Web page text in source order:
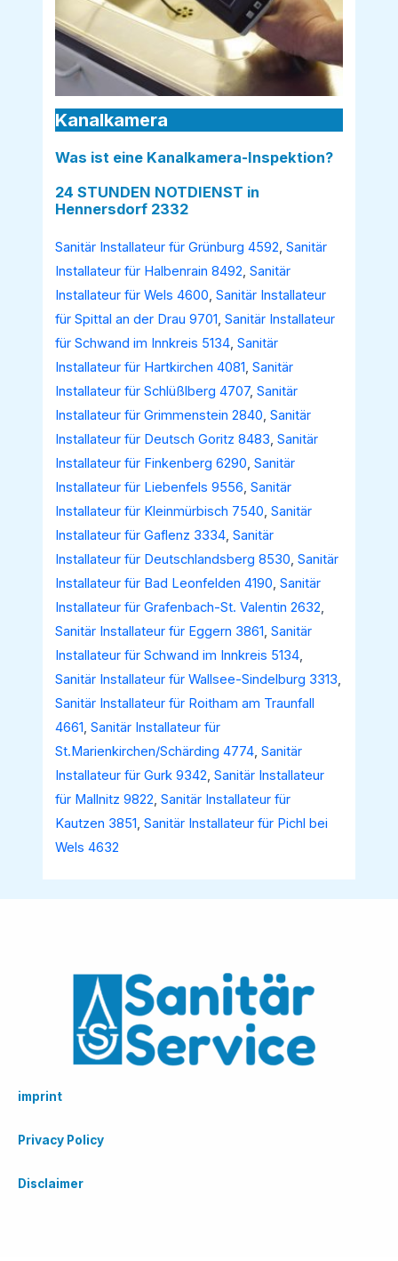
Kanalkamera
Was ist eine Kanalkamera-Inspektion?
24 STUNDEN NOTDIENST in
Hennersdorf 2332
Sanitär Installateur für Grünburg 4592,Sanitär
Installateur für Halbenrain 8492,Sanitär
Installateur für Wels 4600,Sanitär Installateur
für Spittal an der Drau 9701,Sanitär Installateur
für Schwand im Innkreis 5134,Sanitär
Installateur für Hartkirchen 4081,Sanitär
Installateur für Schlüßlberg 4707,Sanitär
Installateur für Grimmenstein 2840,Sanitär
Installateur für Deutsch Goritz 8483,Sanitär
Installateur für Finkenberg 6290,Sanitär
Installateur für Liebenfels 9556,Sanitär
Installateur für Kleinmürbisch 7540,Sanitär
Installateur für Gaflenz 3334,Sanitär
Installateur für Deutschlandsberg 8530,Sanitär
Installateur für Bad Leonfelden 4190,Sanitär
Installateur für Grafenbach-St. Valentin 2632,
Sanitär Installateur für Eggern 3861,Sanitär
Installateur für Schwand im Innkreis 5134,
Sanitär Installateur für Wallsee-Sindelburg 3313,
Sanitär Installateur für Roitham am Traunfall
4661,Sanitär Installateur für
St.Marienkirchen/Schärding 4774,Sanitär
Installateur für Gurk 9342,Sanitär Installateur
für Mallnitz 9822,Sanitär Installateur für
Kautzen 3851,Sanitär Installateur für Pichl bei
Wels 4632
imprint
Privacy Policy
Disclaimer